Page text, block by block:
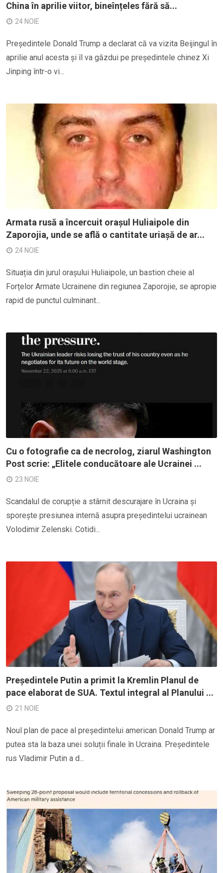
China în aprilie viitor, bineînțeles fără să...
24 NOIE
Președintele Donald Trump a declarat că va vizita Beijingul în
aprilie anul acesta și îl va găzdui pe președintele chinez Xi
Jinping într-o vi...
Armata rusă a încercuit orașul Huliaipole din
Zaporojia, unde se află o cantitate uriașă de ar...
24 NOIE
Situația din jurul orașului Huliaipole, un bastion cheie al
Forțelor Armate Ucrainene din regiunea Zaporojie, se apropie
rapid de punctul culminant...
Cu o fotografie ca de necrolog, ziarul Washington
Post scrie: „Elitele conducătoare ale Ucrainei ...
23 NOIE
Scandalul de corupție a stârnit descurajare în Ucraina și
sporește presiunea internă asupra președintelui ucrainean
Volodimir Zelenski. Cotidi...
Președintele Putin a primit la Kremlin Planul de
pace elaborat de SUA. Textul integral al Planului ...
21 NOIE
Noul plan de pace al președintelui american Donald Trump ar
putea sta la baza unei soluții finale în Ucraina. Președintele
rus Vladimir Putin a d...